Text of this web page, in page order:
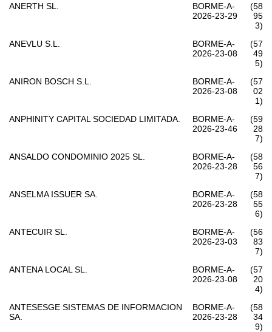
ANERTH SL.
BORME-A-
2026-23-29
(58
95
3)
ANEVLU S.L.
BORME-A-
2026-23-08
(57
49
5)
ANIRON BOSCH S.L.
BORME-A-
2026-23-08
(57
02
1)
ANPHINITY CAPITAL SOCIEDAD LIMITADA.
BORME-A-
2026-23-46
(59
28
7)
ANSALDO CONDOMINIO 2025 SL.
BORME-A-
2026-23-28
(58
56
7)
ANSELMA ISSUER SA.
BORME-A-
2026-23-28
(58
55
6)
ANTECUIR SL.
BORME-A-
2026-23-03
(56
83
7)
ANTENA LOCAL SL.
BORME-A-
2026-23-08
(57
20
4)
ANTESESGE SISTEMAS DE INFORMACION
SA.
BORME-A-
2026-23-28
(58
34
9)